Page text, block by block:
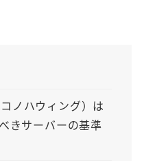
ノハウィング）は
きサーバーの基準